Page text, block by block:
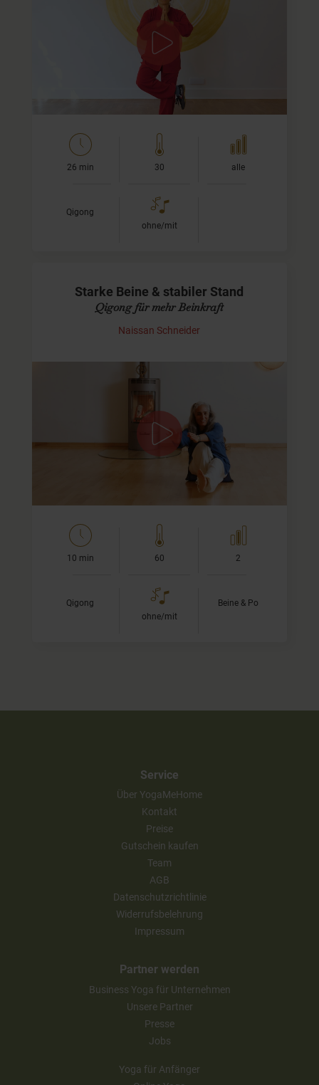
Übungen 12 bis 24
In diesem Video zeige ich Dir die zweite Hälfte der
insgesamt 24 taoistischen Übungen. Das ist eine
Übungsreihe aus dem Qigong. Du wirst merken, wie viele
Parallelen es zum Yoga…
26 min 30 alle
Qigong
ohne/mit
Starke Beine & stabiler Stand
Qigong für mehr Beinkraft
Naissan Schneider
Aktivierende Qigong-Praxis für mehr Kraft,
Erdung & Standfestigkeit
In dieser kraftvollen Qi-Gong-Einheit lade ich Dich ein,
Deine Beine zu stärken und eine stabile Verbindung zum
Boden aufzubauen.…
10 min 60 2
Qigong
ohne/mit
Beine & Po
Service
Über YogaMeHome
Kontakt
Preise
Gutschein kaufen
Team
AGB
Datenschutzrichtlinie
Widerrufsbelehrung
Impressum
Partner werden
Business Yoga für Unternehmen
Unsere Partner
Presse
Jobs
Yoga für Anfänger